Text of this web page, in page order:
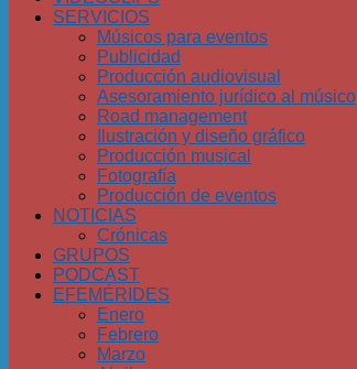
SERVICIOS
Músicos para eventos
Publicidad
Producción audiovisual
Asesoramiento jurídico al músico
Road management
Ilustración y diseño gráfico
Producción musical
Fotografía
Producción de eventos
NOTICIAS
Crónicas
GRUPOS
PODCAST
EFEMÉRIDES
Enero
Febrero
Marzo